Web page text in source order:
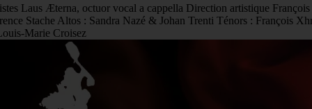
Laus Æterna, octuor vocal a cappella Direction artistique
Stache Altos : Sandra Nazé & Johan Trenti Ténors : François
Marie Croisez